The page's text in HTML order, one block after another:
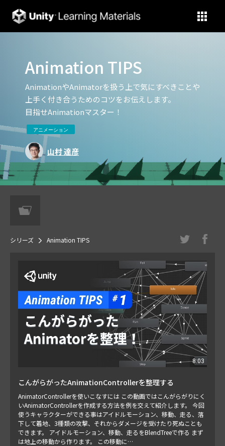
Unity Learning Materials
Animation TIPS
AnimationやAnimatorを扱う上で気にすべきことや
上手く付き合うためのコツをお伝えします。
目指せAnimationマスター！
アニメーション
山村 達彦
シリーズ Animation TIPS
8:03
こんがらがったAnimationControllerを整理する
AnimatorControllerを使いこなすには この動画ではこんがらがりにく
いAnimatorControllerを作成する方法を例を交えて紹介します。 今回
使うキャラクターができる事はアイドルモーション、移動、走る、落
下して着地、3種類の攻撃、それからダメージを受けたり死ぬことも
できます。 アイドルモーション、移動、走るをBlendTreeで作る まず
は地上の移動から作ります。 この移動に…